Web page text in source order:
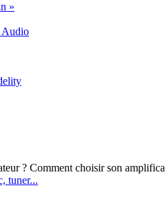
»
Audio
Comment choisir son
tuner...